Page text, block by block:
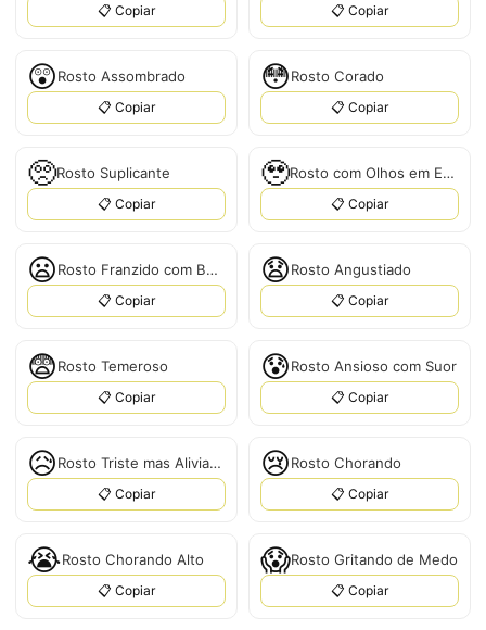
📋 Copiar 📋 Copiar
😲Rosto Assombrado
📋 Copiar
😳Rosto Corado
📋 Copiar
🥺Rosto Suplicante
📋 Copiar
🥹 Rosto com Olhos em Espiral
📋 Copiar
😦 Rosto Franzido com Boca Aberta
📋 Copiar
😧Rosto Angustiado
📋 Copiar
😨Rosto Temeroso
📋 Copiar
😰Rosto Ansioso com Suor
📋 Copiar
😥 Rosto Triste mas Aliviado
📋 Copiar
😢Rosto Chorando
📋 Copiar
😭Rosto Chorando Alto
📋 Copiar
😱Rosto Gritando de Medo
📋 Copiar